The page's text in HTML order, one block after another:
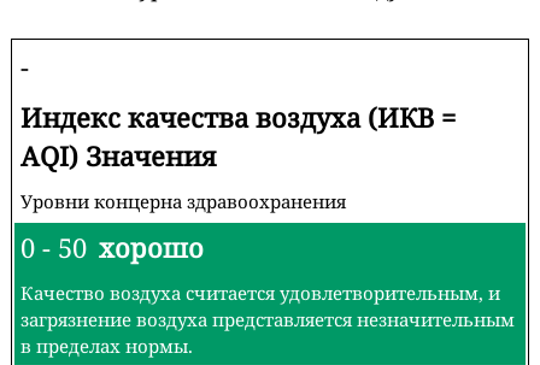
-
Индекс качества воздуха (ИКВ =
AQI) Значения
Уровни концерна здравоохранения
0 - 50 хорошо
Качество воздуха считается удовлетворительным, и
загрязнение воздуха представляется незначительным
в пределах нормы.